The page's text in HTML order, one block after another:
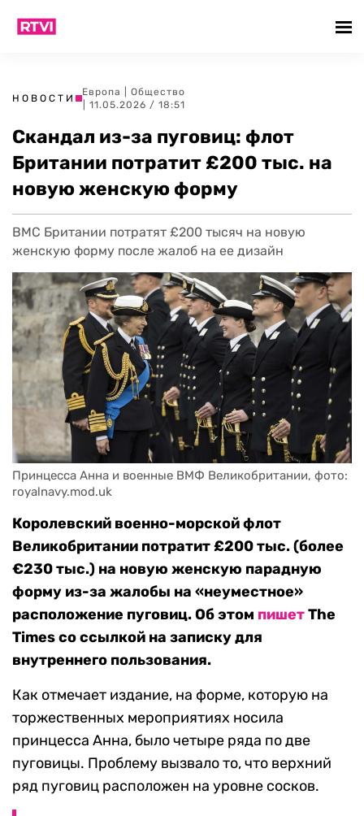
НОВОСТИ
Европа
Общество
| 11.05.2026 / 18:51
Скандал из-за пуговиц: флот
Британии потратит £200 тыс. на
новую женскую форму
ВМС Британии потратят £200 тысяч на новую
женскую форму после жалоб на ее дизайн
Принцесса Анна и военные ВМФ Великобритании, фото:
royalnavy.mod.uk
Королевский военно-морской флот
Великобритании потратит £200 тыс. (более
€230 тыс.) на новую женскую парадную
форму из-за жалобы на «неуместное»
расположение пуговиц. Об этом пишетThe
Times со ссылкой на записку для
внутреннего пользования.
Как отмечает издание, на форме, которую на
торжественных мероприятиях носила
принцесса Анна, было четыре ряда по две
пуговицы. Проблему вызвало то, что верхний
ряд пуговиц расположен на уровне сосков.